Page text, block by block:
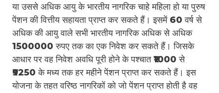
या उससे अधिक आयु के भारतीय नागरिक चाहे महिला हो या पुरुष
पेंशन की वित्तीय सहायता प्राप्त कर सकते हैं। इसमें 60 वर्ष से
अधिक की आयु वाले सभी भारतीय नागरिक अधिक से अधिक
1500000 रुपए तक का एक निवेश कर सकते हैं। जिसके
आधार पर वह निवेश अवधि पूरी होने के पश्चात ₹1000 से
₹9250 के मध्य तक हर महीने पेंशन प्राप्त कर सकते हैं। इस
योजना के तहत वरिष्ठ नागरिकों को जो पेंशन प्राप्त होती है वह